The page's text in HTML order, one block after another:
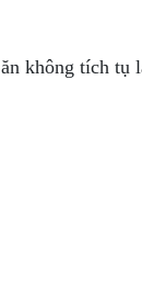
không tích tụ